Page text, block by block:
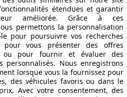
étendues et garantir
améliorée. Grâce à ces
permettons la personnalisation
pour poursuivre vos recherches
pour vous présenter des offres
ou pour fournir et évaluer des
personnalisés. Nous enregistrons
lorsque vous la fournissez pour
des véhicules favoris ou dans le
Avec votre consentement, des